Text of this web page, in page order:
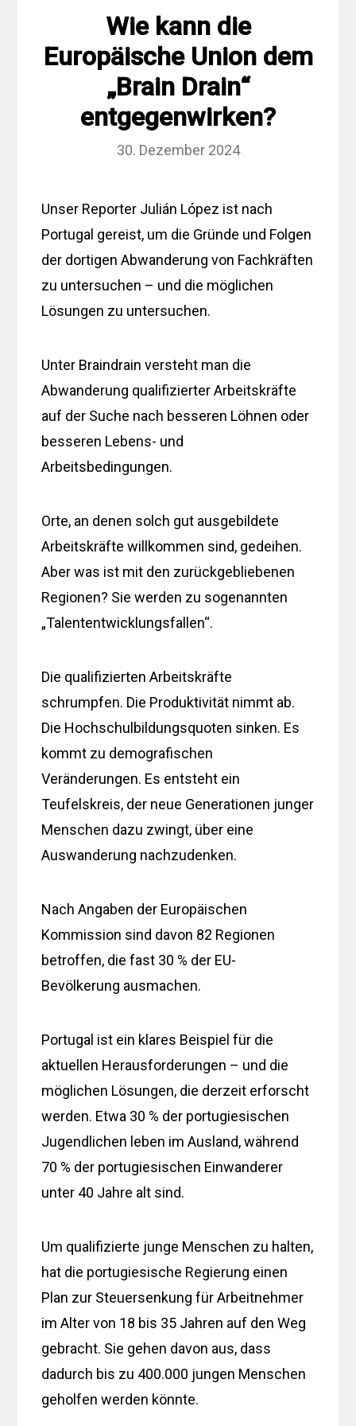
Wie kann die
Europäische Union dem
„Brain Drain“
entgegenwirken?
30. Dezember 2024
Unser Reporter Julián López ist nach
Portugal gereist, um die Gründe und Folgen
der dortigen Abwanderung von Fachkräften
zu untersuchen – und die möglichen
Lösungen zu untersuchen.
Unter Braindrain versteht man die
Abwanderung qualifizierter Arbeitskräfte
auf der Suche nach besseren Löhnen oder
besseren Lebens- und
Arbeitsbedingungen.
Orte, an denen solch gut ausgebildete
Arbeitskräfte willkommen sind, gedeihen.
Aber was ist mit den zurückgebliebenen
Regionen? Sie werden zu sogenannten
„Talententwicklungsfallen“.
Die qualifizierten Arbeitskräfte
schrumpfen. Die Produktivität nimmt ab.
Die Hochschulbildungsquoten sinken. Es
kommt zu demografischen
Veränderungen. Es entsteht ein
Teufelskreis, der neue Generationen junger
Menschen dazu zwingt, über eine
Auswanderung nachzudenken.
Nach Angaben der Europäischen
Kommission sind davon 82 Regionen
betroffen, die fast 30 % der EU-
Bevölkerung ausmachen.
Portugal ist ein klares Beispiel für die
aktuellen Herausforderungen – und die
möglichen Lösungen, die derzeit erforscht
werden. Etwa 30 % der portugiesischen
Jugendlichen leben im Ausland, während
70 % der portugiesischen Einwanderer
unter 40 Jahre alt sind.
Um qualifizierte junge Menschen zu halten,
hat die portugiesische Regierung einen
Plan zur Steuersenkung für Arbeitnehmer
im Alter von 18 bis 35 Jahren auf den Weg
gebracht. Sie gehen davon aus, dass
dadurch bis zu 400.000 jungen Menschen
geholfen werden könnte.